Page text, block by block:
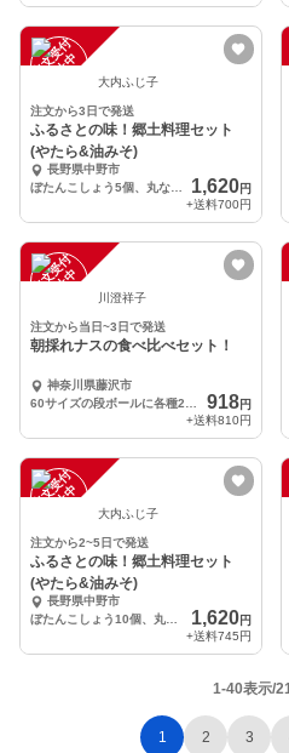
注
文
受
付
停
止
中 大内ふじ子
注文から3日で発送
ふるさとの味！郷土料理セット
(やたら&油みそ)
長野県中野市
1,620円
+送料700円
注
文
受
付
停
止
中 川澄祥子
注文から当日~3日で発送
朝採れナスの食べ比べセット！
神奈川県藤沢市
918円
+送料810円
注
文
受
付
停
止
中 大内ふじ子
注文から2~5日で発送
ふるさとの味！郷土料理セット
(やたら&油みそ)
長野県中野市
1,620円
+送料745円
1-40表示/
1 2 3